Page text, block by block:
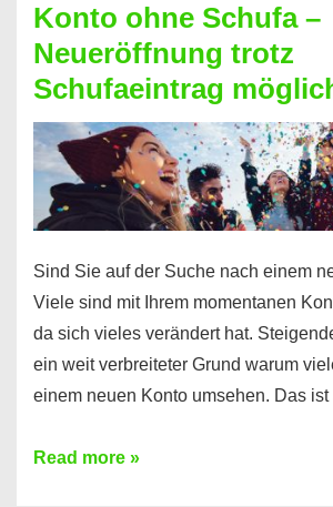
Sie
einen
Kredit
ohne
Einkommensnachweis
Konto ohne Schufa –
Neueröffnung trotz
Schufaeintrag
Sind Sie auf der Suche nach einem
Viele sind mit Ihrem momentanen
da sich vieles verändert hat.
ein weit verbreiteter Grund warum
einem neuen Konto umsehen. Das
Konto
Read more »